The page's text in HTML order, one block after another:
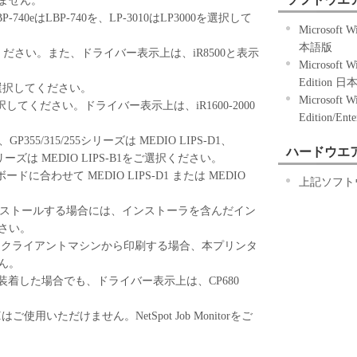
める場合を除き、キヤノンまたはキヤノンのライ
的財産権も、明示たると黙示たるとを問わず、
、譲渡、販売、頒布、リースもしくは貸与その
者に「本ソフトウェア」を使用させることはで
ウェア」の全部または一部を修正、改変、逆コ
ル、その他リバースエンジニアリング等するこ
第三者にこのような行為をさせてはなりませ
原および所有権は、その内容によりキヤノンま
ーに帰属します。
」に含まれるキヤノンまたはキヤノンのライセ
740eはLBP-740を、LP-3010はLP3000を選択して
ださい。また、ドライバー表示上は、iR8500と表示
してください。
してください。ドライバー表示上は、iR1600-2000
GP355/315/255シリーズは MEDIO LIPS-D1、
ーズは MEDIO LIPS-B1をご選択ください。
ードに合わせて MEDIO LIPS-D1 または MEDIO
トールする場合には、インストーラを含んだイン
い。
ライアントマシンから印刷する場合、本プリンタ
。
着した場合でも、ドライバー表示上は、CP680
ご使用いただけません。NetSpot Job Monitorをご
Microsoft
本語版
Microsoft
Edition 日
Microsoft
Edition/
ハードウエ
上記ソフ